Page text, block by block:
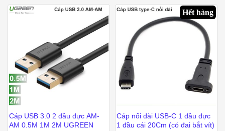
Cáp USB 3.0 2 đầu đực AM-
AM 0.5M 1M 2M UGREEN
Hết hàng
Cáp nối dài USB-C 1 đầu đực
1 đầu cái 20Cm (có đai bắt vít)